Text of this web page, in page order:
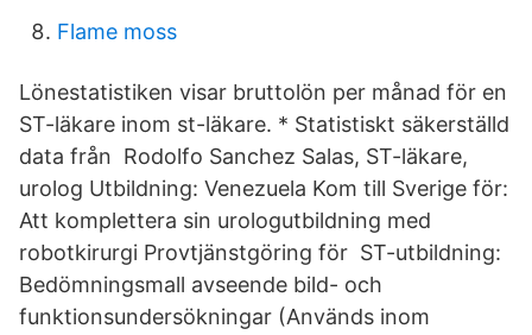
Flame moss
Lönestatistiken visar bruttolön per månad för en
ST-läkare inom st-läkare. * Statistiskt säkerställd
data från Rodolfo Sanchez Salas, ST-läkare,
urolog Utbildning: Venezuela Kom till Sverige för:
Att komplettera sin urologutbildning med
robotkirurgi Provtjänstgöring för ST-utbildning:
Bedömningsmall avseende bild- och
funktionsundersökningar (Används inom